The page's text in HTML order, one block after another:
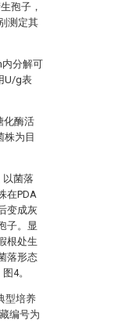
孢子，
测定其
分解可
U/g表
化酶活
株为目
以菌落
在PDA
变成灰
子。显
根处生
落形态
4。
型培养
编号为